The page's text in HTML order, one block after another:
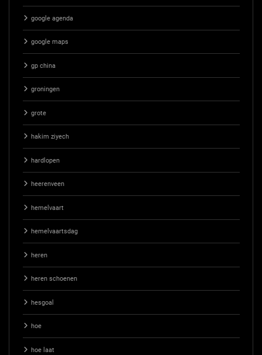
google agenda
google maps
gp china
groningen
grote
hakim ziyech
hardlopen
heerenveen
hemelvaart
hemelvaartsdag
heren
heren schoenen
hesgoal
hoe
hoe laat